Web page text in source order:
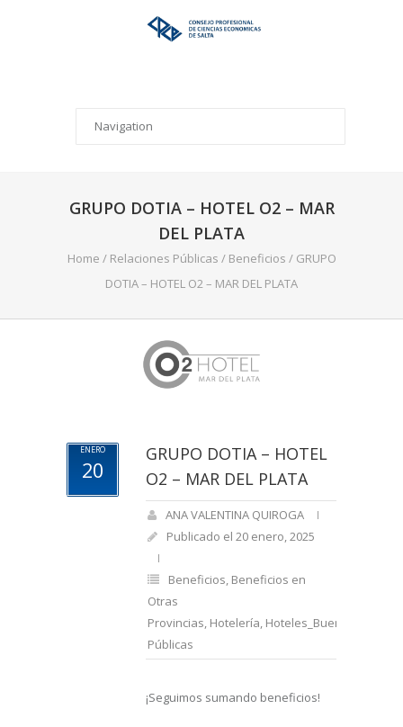
GRUPO DOTIA – HOTEL O2 – MAR
DEL PLATA
Home / Relaciones Públicas / Beneficios / GRUPO
DOTIA – HOTEL O2 – MAR DEL PLATA
ENERO
20
GRUPO DOTIA – HOTEL
O2 – MAR DEL PLATA
ANA VALENTINA QUIROGA
Publicado el 20 enero, 2025
Beneficios, Beneficios en
Otras
Provincias, Hotelería, Hoteles_Buenos_Aires
Públicas
¡Seguimos sumando beneficios!